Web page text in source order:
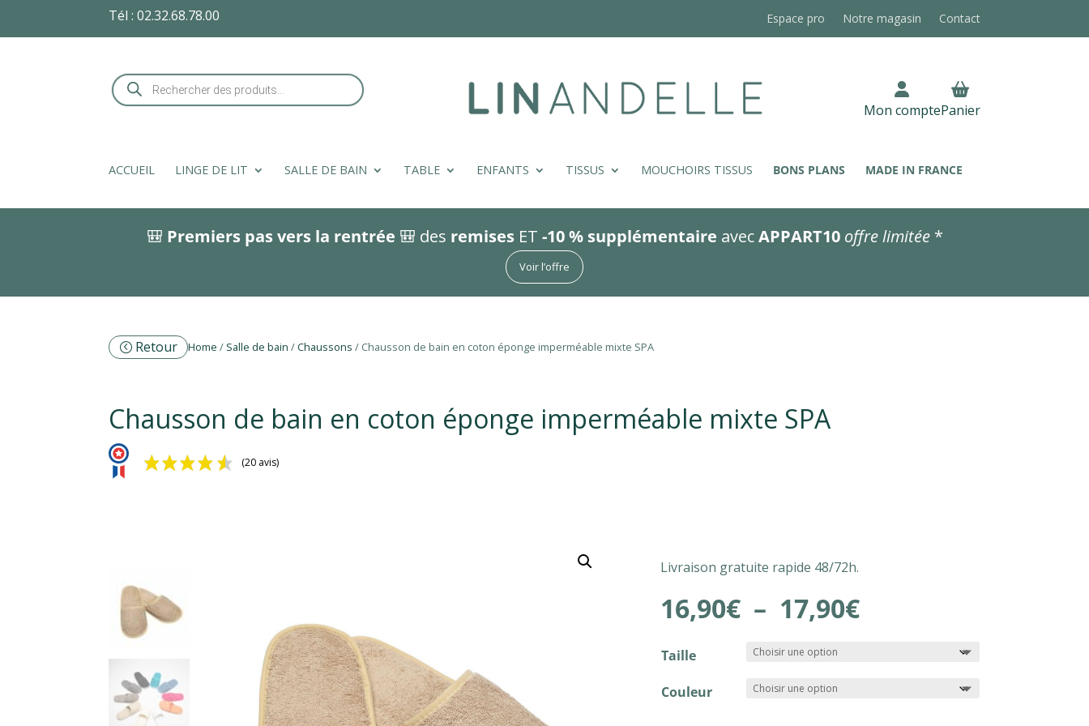
Tél :02.32.68.78.00 Espace pro Notre magasin Contact
Recherche
de
produits Mon comptePanier
ACCUEIL LINGE DE LIT SALLE DE BAIN TABLE ENFANTS TISSUS MOUCHOIRS TISSUS BONS PLANS MADE IN FRANCE
🎒 Premiers pas vers la rentrée 🎒 des remisesET -10 % supplémentaire avecAPPART10 offre limitée*
Voir l’offre
Retour Home / Salle de bain /Chaussons / Chausson de bain en coton éponge imperméable mixte SPA
Chausson de bain en coton éponge imperméable mixte SPA
(20 avis)
Livraison gratuite rapide 48/72h.
16,90€ – 17,90€Plage
de
Taille
Couleur